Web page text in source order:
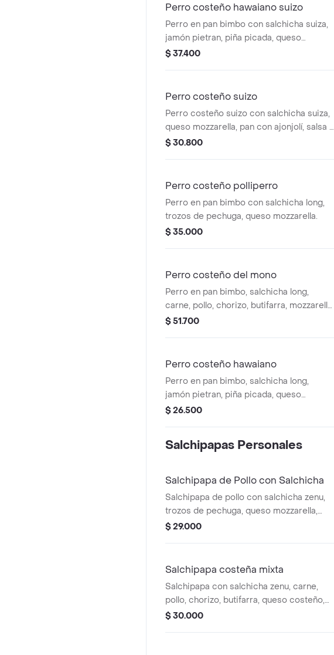
Perro costeño hawaiano suizo
Perro en pan bimbo con salchicha suiza,
jamón pietran, piña picada, queso
mozzarella.
$ 37.400
Perro costeño suizo
Perro costeño suizo con salchicha suiza,
queso mozzarella, pan con ajonjolí, salsa y
papas ralladas.
$ 30.800
Perro costeño polliperro
Perro en pan bimbo con salchicha long,
trozos de pechuga, queso mozzarella.
$ 35.000
Perro costeño del mono
Perro en pan bimbo, salchicha long,
carne, pollo, chorizo, butifarra, mozzarella,
jamón pietran.
$ 51.700
Perro costeño hawaiano
Perro en pan bimbo, salchicha long,
jamón pietran, piña picada, queso
mozzarella.
$ 26.500
Salchipapas Personales
Salchipapa de Pollo con Salchicha
Salchipapa de pollo con salchicha zenu,
trozos de pechuga, queso mozzarella,
salsa de la casa, rosada y papas chips.
$ 29.000
Salchipapa costeña mixta
Salchipapa con salchicha zenu, carne,
pollo, chorizo, butifarra, queso costeño,
salsa de la casa y rosada con papas
$ 30.000